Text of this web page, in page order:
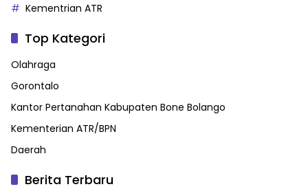
Kementrian ATR
Top Kategori
Olahraga
Gorontalo
Kantor Pertanahan Kabupaten Bone Bolango
Kementerian ATR/BPN
Daerah
Berita Terbaru